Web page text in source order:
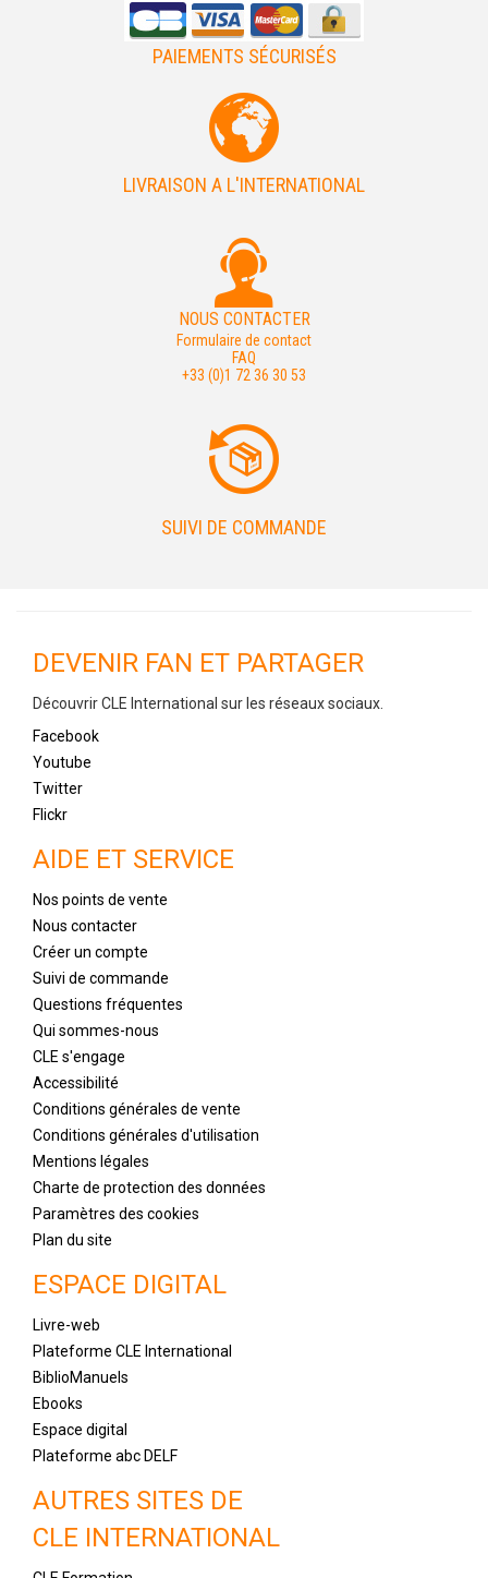
PAIEMENTS SÉCURISÉS
LIVRAISON A L'INTERNATIONAL
NOUS CONTACTER
Formulaire de contact
FAQ
+33 (0)1 72 36 30 53
SUIVI DE COMMANDE
DEVENIR FAN ET PARTAGER
Découvrir CLE International sur les réseaux sociaux.
Facebook
Youtube
Twitter
Flickr
AIDE ET SERVICE
Nos points de vente
Nous contacter
Créer un compte
Suivi de commande
Questions fréquentes
Qui sommes-nous
CLE s'engage
Accessibilité
Conditions générales de vente
Conditions générales d'utilisation
Mentions légales
Charte de protection des données
Paramètres des cookies
Plan du site
ESPACE DIGITAL
Livre-web
Plateforme CLE International
BiblioManuels
Ebooks
Espace digital
Plateforme abc DELF
AUTRES SITES DE
CLE INTERNATIONAL